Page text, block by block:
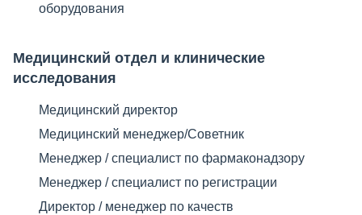
оборудования
Медицинский отдел​ и клинические
исследования
Медицинский директор
Медицинский менеджер/Советник
Менеджер / специалист по фармаконадзору
Менеджер / специалист по регистрации
Директор / менеджер по качеств